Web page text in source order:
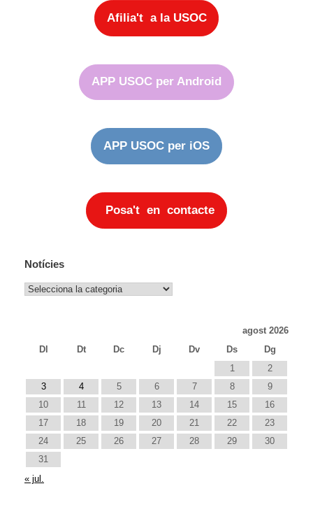
Afilia't a la USOC
APP USOC per Android
APP USOC per iOS
Posa't en contacte
Notícies
Notícies
agost 2026
Dl
Dt Dc Dj Dv Ds
Dg
1
2
3
4 5 6 7 8
9
10
11 12 13 14 15
16
17
18 19 20 21 22
23
24
25 26 27 28 29
30
31
« jul.